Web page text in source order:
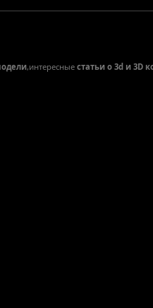
,интересные статьи о 3d и 3D